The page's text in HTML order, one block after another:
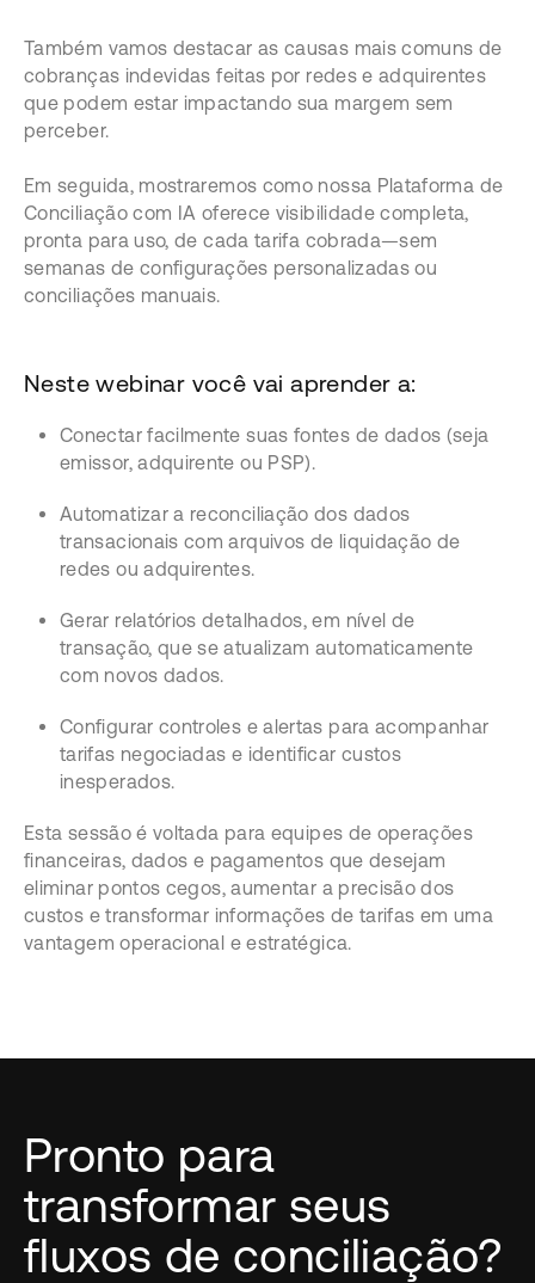
Também vamos destacar as causas mais comuns de
cobranças indevidas feitas por redes e adquirentes
que podem estar impactando sua margem sem
perceber.
Em seguida, mostraremos como nossa Plataforma de
Conciliação com IA oferece visibilidade completa,
pronta para uso, de cada tarifa cobrada—sem
semanas de configurações personalizadas ou
conciliações manuais.
Neste webinar você vai aprender a:
Conectar facilmente suas fontes de dados (seja
emissor, adquirente ou PSP).
Automatizar a reconciliação dos dados
transacionais com arquivos de liquidação de
redes ou adquirentes.
Gerar relatórios detalhados, em nível de
transação, que se atualizam automaticamente
com novos dados.
Configurar controles e alertas para acompanhar
tarifas negociadas e identificar custos
inesperados.
Esta sessão é voltada para equipes de operações
financeiras, dados e pagamentos que desejam
eliminar pontos cegos, aumentar a precisão dos
custos e transformar informações de tarifas em uma
vantagem operacional e estratégica.
Pronto para
transformar seus
fluxos de conciliação?